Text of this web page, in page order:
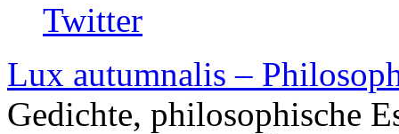
Twitter
Lux autumnalis –
Gedichte, philosophische